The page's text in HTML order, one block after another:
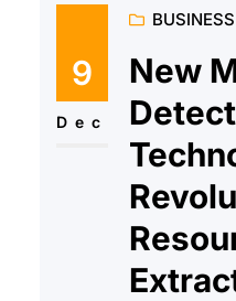
9
Dec
BUSINESS
New